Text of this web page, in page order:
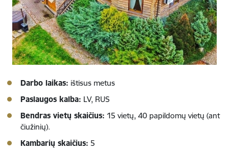
Darbo laikas: ištisus metus
Paslaugos kalba: LV, RUS
Bendras vietų skaičius: 15 vietų, 40 papildomų vietų (ant
čiužinių).
Kambarių skaičius: 5